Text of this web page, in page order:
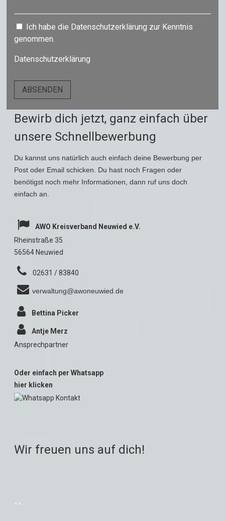
Ich habe die Datenschutzerklärung zur Kenntnis
genommen.
Datenschutzerklärung
Bewirb dich jetzt, ganz einfach über
unsere Schnellbewerbung
Du kannst uns natürlich auch einfach deine Bewerbung per
Post oder Email schicken. Du hast noch Fragen oder
benötigst noch mehr Informationen, dann ruf uns doch
einfach an.
AWO Kreisverband Neuwied e.V.
Rheinstraße 35
56564 Neuwied
⁣ 02631 / 83840
⁣ verwaltung@awoneuwied.de
⁣ Bettina Picker
⁣
Antje Merz
Ansprechpartner
Oder einfach per Whatsapp
hier klicken
Wir freuen uns auf dich!
..